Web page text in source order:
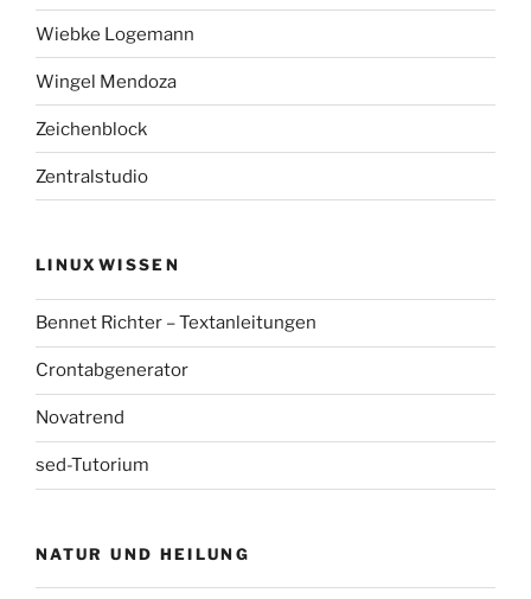
Wiebke Logemann
Wingel Mendoza
Zeichenblock
Zentralstudio
LINUXWISSEN
Bennet Richter – Textanleitungen
Crontabgenerator
Novatrend
sed-Tutorium
NATUR UND HEILUNG